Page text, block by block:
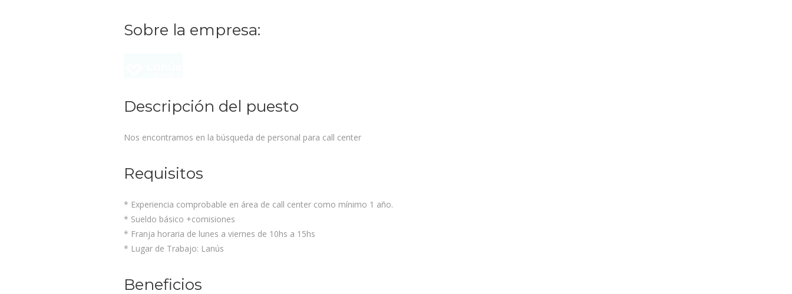
Sobre la empresa:
Descripción del puesto
Nos encontramos en la búsqueda de personal para call center
Requisitos
* Experiencia comprobable en área de call center como mínimo 1 año.
* Sueldo básico +comisiones
* Franja horaria de lunes a viernes de 10hs a 15hs
* Lugar de Trabajo: Lanús
Beneficios